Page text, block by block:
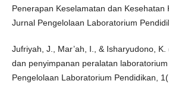
Penerapan Keselamatan dan Kesehatan
Jurnal Pengelolaan Laboratorium
Jufriyah, J., Mar’ah, I., & Isharyudono,
dan penyimpanan peralatan
Pengelolaan Laboratorium Pendidikan,